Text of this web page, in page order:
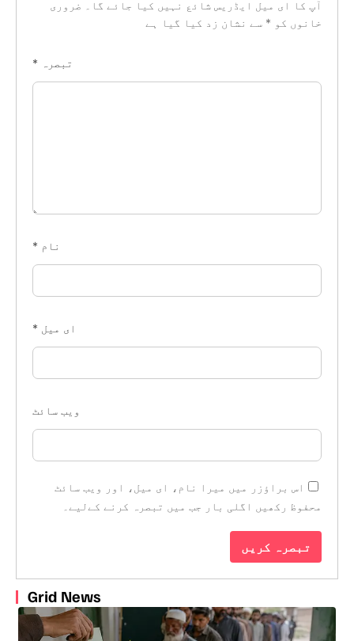
آپ کا ای میل ایڈریس شائع نہیں کیا جائے گا۔
ضروری
خانوں کو * سے نشان زد کیا گیا ہے
تبصرہ *
نام *
ای میل *
ویب‌ سائٹ
اس براؤزر میں میرا نام، ای میل، اور ویب سائٹ
محفوظ رکھیں اگلی بار جب میں تبصرہ کرنے کےلیے۔
Grid News